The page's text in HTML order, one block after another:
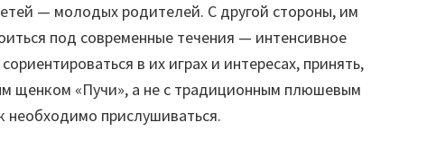
— молодых родителей. С другой стороны, им
под современные течения — интенсивное
в их играх и интересах, принять,
щенком «Пучи», а не с традиционным плюшевым
прислушиваться.